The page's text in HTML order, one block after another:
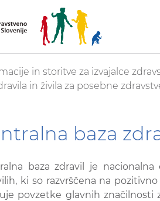
here:in storitve za izvajalce
in živila za posebne
baza
baza zdravil je
ki so razvrščena na
povzetke glavnih